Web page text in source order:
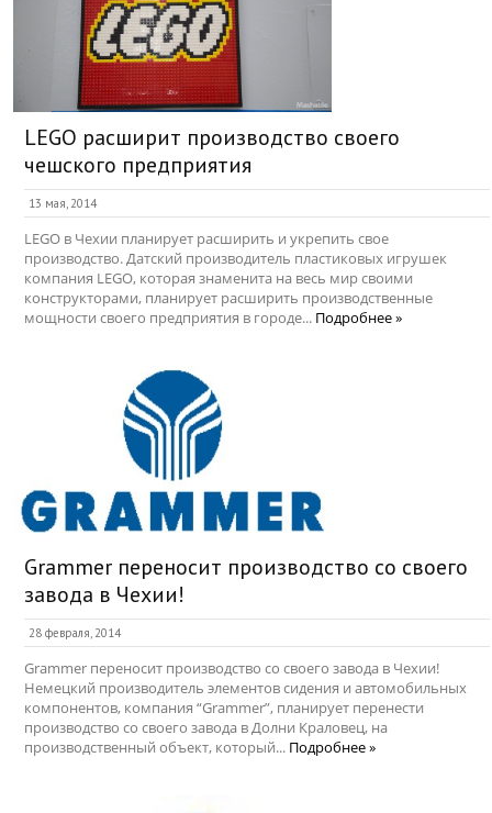
LEGO расширит производство своего
чешского предприятия
13 мая, 2014
LEGO в Чехии планирует расширить и укрепить свое
производство. Датский производитель пластиковых игрушек
компания LEGO, которая знаменита на весь мир своими
конструкторами, планирует расширить производственные
мощности своего предприятия в городе... Подробнее »
Grammer переносит производство со своего
завода в Чехии!
28 февраля, 2014
Grammer переносит производство со своего завода в Чехии!
Немецкий производитель элементов сидения и автомобильных
компонентов, компания “Grammer”, планирует перенести
производство со своего завода в Долни Краловец, на
производственный объект, который... Подробнее »